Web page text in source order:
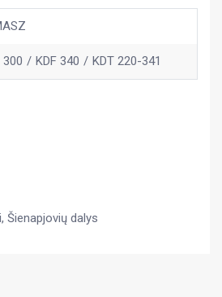
300 KDF 340 KDT 220-341
, Šienapjovių dalys